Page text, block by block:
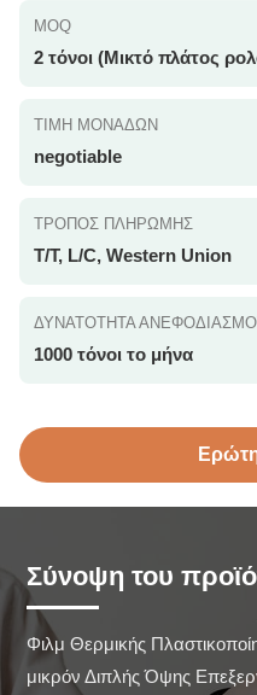
MOQ
2 τόνοι (Μικτό πλάτος
ΤΙΜΉ ΜΟΝΆΔΩΝ
negotiable
ΤΡΌΠΟΣ ΠΛΗΡΩΜΉΣ
T/T, L/C, Western Union
ΔΥΝΑΤΌΤΗΤΑ
1000 τόνοι το μήνα
Σύνοψη του
Φιλμ Θερμικής
μικρόν Διπλής Όψης